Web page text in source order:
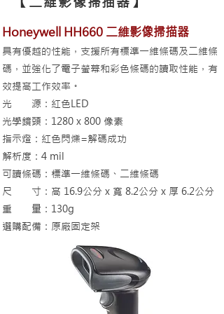
Honeywell HH660 二維影像掃描器
具有優越的性能， 支援所有標準一維條碼及二維條
碼，並強化了電子螢幕和彩色條碼的讀取性能，有
效提高工作效率。
光
源：紅色LED
光學鏡頭：1280 x 800 像素
指示燈：紅色閃爍=解碼成功
解析度 ：4 mil
可讀條碼： 標準一維條碼、二維條碼
尺 寸 ：高 16.9公分 x 寬 8.2公分 x 厚 6.2公分
重 量：130g
選購配備： 原廠固定架